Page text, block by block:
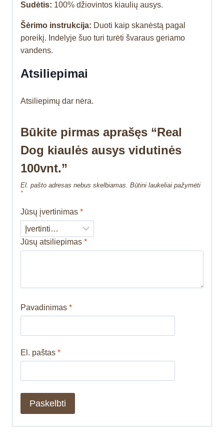
Sudėtis: 100% džiovintos kiaulių ausys.
Šėrimo instrukcija: Duoti kaip skanėstą pagal
poreikį. Indelyje šuo turi turėti švaraus geriamo
vandens.
Atsiliepimai
Atsiliepimų dar nėra.
Būkite pirmas aprašęs “Real
Dog kiaulės ausys vidutinės
100vnt.”
El. pašto adresas nebus skelbiamas. Būtini laukeliai pažymėti
*
Jūsų įvertinimas *
Jūsų atsiliepimas *
Pavadinimas *
El. paštas *